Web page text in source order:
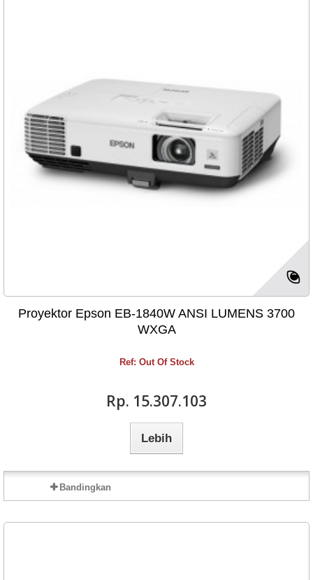
Proyektor Epson EB-1840W ANSI LUMENS 3700
WXGA
Ref: Out Of Stock
Rp‎. 15.307.103
Lebih
Bandingkan